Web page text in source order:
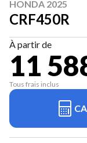
HONDA 2025
CRF450R
À partir de
11
Tous frais inclus